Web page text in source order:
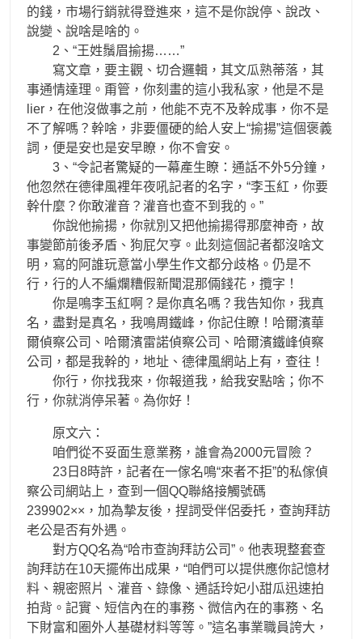
的錢，市場行銷就得登進來，這不是你說停、說改、
說變、說啥是啥的。
2、“王姓鬚眉揄揚……”
寫文章，要主觀、切合邏輯，其文瓜熟蒂落，其
事通情達理。甭管，你刻畫的這小我私家，他是不是
lier，在他沒做事之前，他能不克不及幹成事，你不是
不了解嗎？幹啥，非要僵硬的給人安上“揄揚”這個褒義
詞，便是安也是安早瞭，你不會安。
3、“令記者驚疑的一幕產生瞭：通話不外5分鐘，
他忽然在德律風裡年夜吼記者的名字，“李玉紅，你要
幹什麼？你敢灌音？灌音也查不到我的。”
你說他揄揚，你就別又把他揄揚得那麼神奇，故
事變節前後矛盾、狗屁欠亨。此刻這個記者都沒啥文
明，寫的阿誰玩意當小學生作文都分歧格。仍是不
行，行的人不編爛糟假新聞混那倆錢花，攬字！
你是鳴李玉紅啊？是你真名嗎？我告知你，我真
名，盡對是真名，我鳴周鐵峰，你記住瞭！哈爾濱華
爾偵察公司、哈爾濱雷諾偵察公司、哈爾濱鐵峰偵察
公司，都是我幹的，地址、德律風網站上有，查往！
你行，你找我來，你報道我，給我安點啥；你不
行，你就消停呆著。為你好！
原文六：
咱們從不妥面生意業務，誰會為2000元冒險？
23日8時許，記者在一傢名鳴“來者不拒”的私傢偵
察公司網站上，查到一個QQ聯絡接觸號碼
239902××，加為摯友後，捏詞受伴侶委托，查詢拜訪
老公是否有外遇。
對方QQ名為“哈市查詢拜訪公司”。他表現整套查
詢拜訪在10天擺佈出成果，“咱們可以提供應你記憶材
料、親密照片、灌音、錄像、通話玲妃小甜瓜迅速拍
拍背。記實、短信內在的事務、微信內在的事務、名
下財富和圈外人基礎材料等等。”這名事業職員誇大，